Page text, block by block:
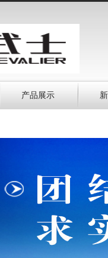
产品展示